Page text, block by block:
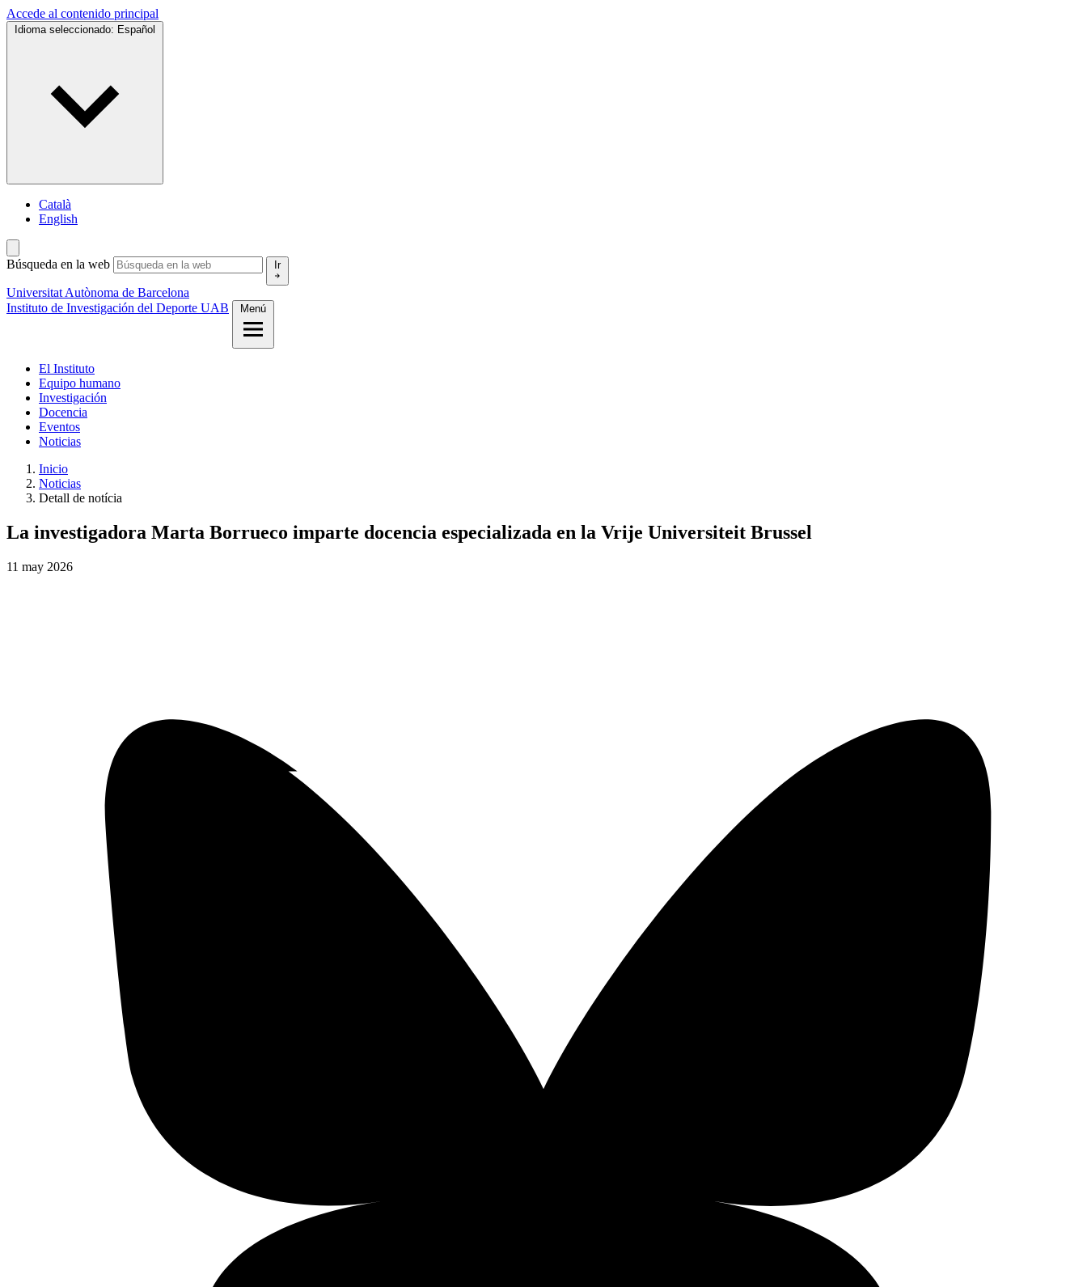
Accede al contenido principal
Idioma seleccionado: Español
Català
English
Búsqueda en la web Ir
Universitat Autònoma de Barcelona
Instituto de Investigación del Deporte UAB
Menú
El Instituto
Equipo humano
Investigación
Docencia
Eventos
Noticias
Inicio
Noticias
Detall de notícia
La investigadora Marta Borrueco imparte docencia especializada en la Vrije Universiteit Brussel
11 may 2026